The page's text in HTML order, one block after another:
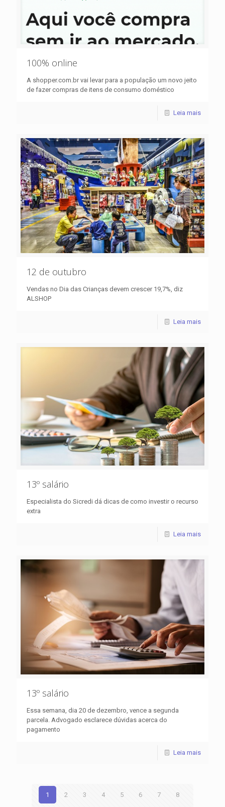
100% online
A shopper.com.br vai levar para a população um novo jeito
de fazer compras de itens de consumo doméstico
Leia mais
12 de outubro
Vendas no Dia das Crianças devem crescer 19,7%, diz
ALSHOP
Leia mais
13º salário
Especialista do Sicredi dá dicas de como investir o recurso
extra
Leia mais
13º salário
Essa semana, dia 20 de dezembro, vence a segunda
parcela. Advogado esclarece dúvidas acerca do
pagamento
Leia mais
1 2 3 4 5 6 7 8